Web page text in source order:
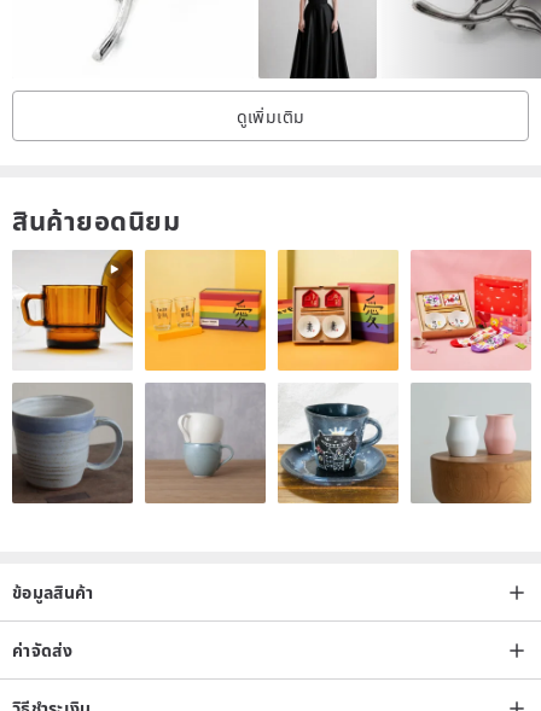
reduce excessive packaging and reuse of packaging materials.
＊If you need to ship outside of Taiwan, please contact us to inquire
about the shipping cost
ดูเพิ่มเติม
สินค้ายอดนิยม
ข้อมูลสินค้า
ค่าจัดส่ง